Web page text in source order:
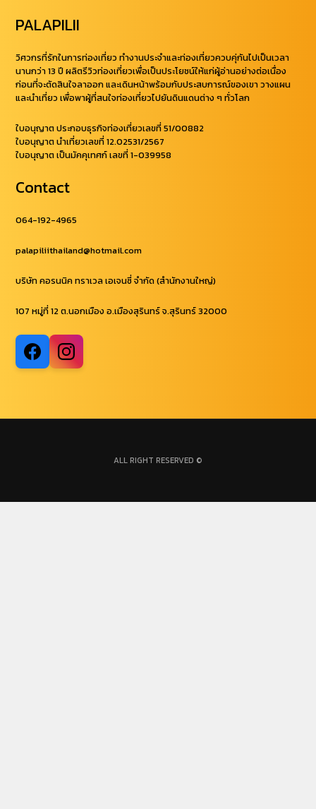
PALAPILII
วิศวกรที่รักในการท่องเที่ยว ทำงานประจำและท่องเที่ยวควบคุ่กันไปเป็นเวลา
นานกว่า 13 ปี ผลิตรีวิวท่องเที่ยวเพื่อเป็นประโยชน์ให้แก่ผู้อ่านอย่างต่อเนื่อง
ก่อนที่จะตัดสินใจลาออก และเดินหน้าพร้อมกับประสบการณ์ของเขา วางแผน
และนำเที่ยว เพื่อพาผู้ที่สนใจท่องเที่ยวไปยันดินแดนต่าง ๆ ทั่วโลก
ใบอนุญาต ประกอบธุรกิจท่องเที่ยวเลขที่ 51/00882
ใบอนุญาต นำเที่ยวเลขที่ 12.02531/2567
ใบอนุญาต เป็นมัคคุเทศก์ เลขที่ 1-039958
Contact
064-192-4965
palapiliithailand@hotmail.com
บริษัท คอรนนิค ทราเวล เอเจนซี่ จำกัด (สำนักงานใหญ่)
107 หมู่ที่ 12 ต.นอกเมือง อ.เมืองสุรินทร์ จ.สุรินทร์ 32000
ALL RIGHT RESERVED ©